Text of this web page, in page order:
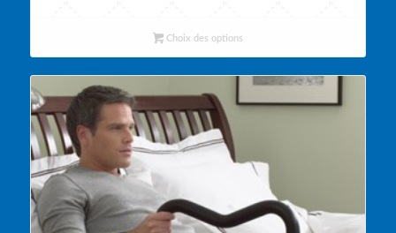
$129.99
à
$159.99
Choix des options